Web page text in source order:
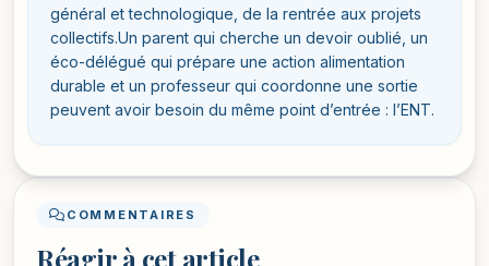
général et technologique, de la rentrée aux projets
collectifs.Un parent qui cherche un devoir oublié, un
éco-délégué qui prépare une action alimentation
durable et un professeur qui coordonne une sortie
peuvent avoir besoin du même point d’entrée : l’ENT.
COMMENTAIRES
Réagir à cet article